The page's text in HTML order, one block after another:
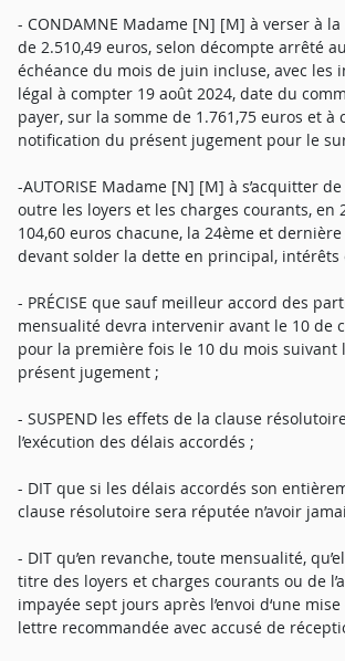
- CONDAMNE Madame [N] [M] à verser à la
de 2.510,49 euros, selon décompte arrêté
échéance du mois de juin incluse, avec les
légal à compter 19 août 2024, date du
payer, sur la somme de 1.761,75 euros et à
notification du présent jugement pour le
-AUTORISE Madame [N] [M] à s’acquitter
outre les loyers et les charges courants, en
104,60 euros chacune, la 24ème et
devant solder la dette en principal, intérêts
- PRÉCISE que sauf meilleur accord des
mensualité devra intervenir avant le 10 de
pour la première fois le 10 du mois suivant
présent jugement ;
- SUSPEND les effets de la clause
l’exécution des délais accordés ;
- DIT que si les délais accordés son
clause résolutoire sera réputée n’avoir
- DIT qu’en revanche, toute mensualité,
titre des loyers et charges courants ou de
impayée sept jours après l’envoi d‘une
lettre recommandée avec accusé de